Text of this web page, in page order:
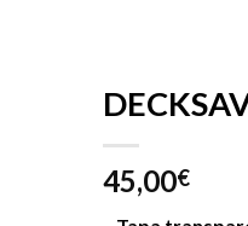
45,00€